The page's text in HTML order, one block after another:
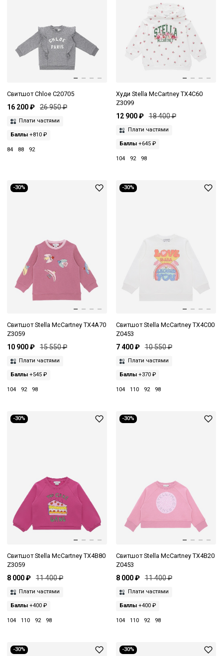
Свитшот Chloe C20705
16 200 ₽ 26 950 ₽
Плати частями
Баллы +810 ₽
84 88 92
Худи Stella McCartney TX4C60
Z3099
12 900 ₽ 18 400 ₽
Плати частями
Баллы+645 ₽
104 92 98
-30%
Свитшот Stella McCartney TX4A70
Z3059
10 900 ₽ 15 550 ₽
Плати частями
Баллы +545 ₽
104 92 98
-30%
Свитшот Stella McCartney TX4C00
Z0453
7 400 ₽ 10 550 ₽
Плати частями
Баллы+370 ₽
104 110 92 98
-30%
Свитшот Stella McCartney TX4B80
Z3059
8 000 ₽ 11 400 ₽
Плати частями
Баллы +400 ₽
104 110 92 98
-30%
Свитшот Stella McCartney TX4B20
Z0453
8 000 ₽ 11 400 ₽
Плати частями
Баллы+400 ₽
104 110 92 98
-30% -30%